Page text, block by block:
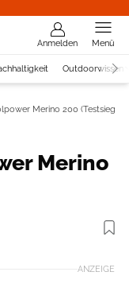
Anmelden Menü
Outdoorwissen
Merino 200 (Testsieger)
Merino
Foto: Benjamin Hahn
ANZEIGE